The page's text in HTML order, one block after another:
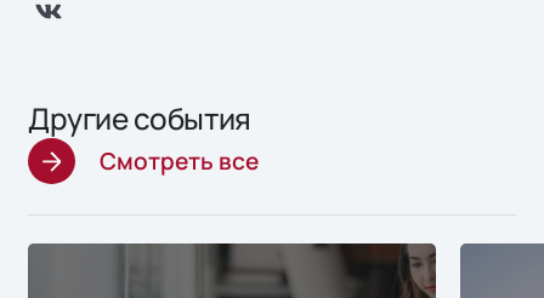
Другие события
Смотреть все